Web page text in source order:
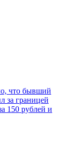
что бывший
за границей
150 рублей и